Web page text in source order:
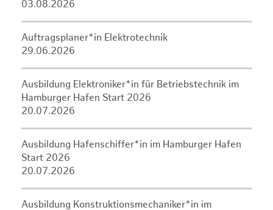
03.08.2026
Auftragsplaner*in Elektrotechnik
29.06.2026
Ausbildung Elektroniker*in für Betriebstechnik im
Hamburger Hafen Start 2026
20.07.2026
Ausbildung Hafenschiffer*in im Hamburger Hafen
Start 2026
20.07.2026
Ausbildung Konstruktionsmechaniker*in im